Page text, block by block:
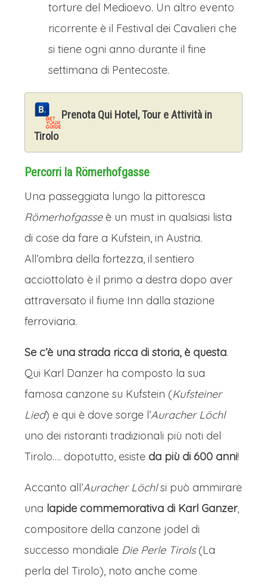
torture del Medioevo. Un altro evento
ricorrente è il Festival dei Cavalieri che
si tiene ogni anno durante il fine
settimana di Pentecoste.
Prenota Qui Hotel, Tour e Attività in
Tirolo
Percorri la Römerhofgasse
Una passeggiata lungo la pittoresca
Römerhofgasseè un must in qualsiasi lista
di cose da fare a Kufstein, in Austria.
All’ombra della fortezza, il sentiero
acciottolato è il primo a destra dopo aver
attraversato il fiume Inn dalla stazione
ferroviaria.
Se c’è una strada ricca di storia, è questa.
Qui Karl Danzer ha composto la sua
famosa canzone su Kufstein (Kufsteiner
Lied) e qui è dove sorge l’Auracher Löchl
uno dei ristoranti tradizionali più noti del
Tirolo…. dopotutto, esiste da più di 600 anni!
Accanto all’Auracher Löchlsi può ammirare
una lapide commemorativa di Karl Ganzer,
compositore della canzone jodel di
successo mondiale Die Perle Tirols(La
perla del Tirolo), noto anche come